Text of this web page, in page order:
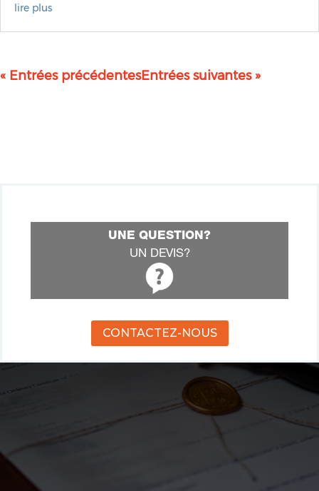
lire plus
« Entrées précédentesEntrées suivantes »
UNE QUESTION?
UN DEVIS?
CONTACTEZ-NOUS